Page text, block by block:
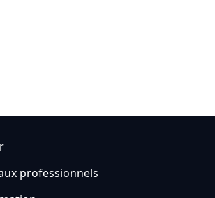
professionnels